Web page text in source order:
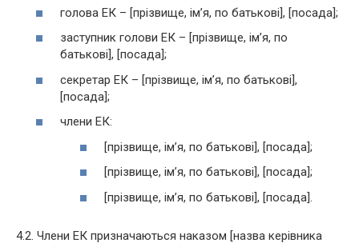
голова ЕК – [прізвище, ім’я, по батькові], [посада];
заступник голови ЕК – [прізвище, ім’я, по
батькові], [посада];
секретар ЕК – [прізвище, ім’я, по батькові],
[посада];
члени ЕК:
[прізвище, ім’я, по батькові], [посада];
[прізвище, ім’я, по батькові], [посада];
[прізвище, ім’я, по батькові], [посада].
4.2. Члени ЕК призначаються наказом [назва керівника